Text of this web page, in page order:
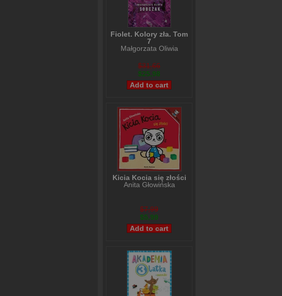
Fiolet. Kolory zła. Tom
7
Małgorzata Oliwia
$31,66
$25,98
Kicia Kocia się złości
Anita Głowińska
$7,99
$5,99